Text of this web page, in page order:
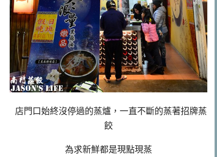
店門口始終沒停過的蒸爐，一直不斷的蒸著招牌蒸
餃
為求新鮮都是現點現蒸